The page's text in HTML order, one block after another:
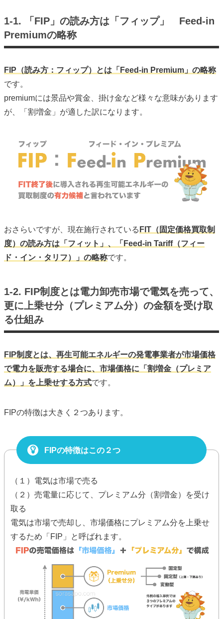
1-1. 「FIP」の読み方は「フィップ」 Feed-in
Premiumの略称
FIP（読み方：フィップ）とは「Feed-in Premium」の略称
です。
premiumには景品や賞金、掛け金など様々な意味があります
が、「割増金」が適した訳になります。
おさらいですが、現在施行されている FIT（固定価格買取制
度）の読み方は「フィット」、「Feed-in Tariff（フィー
ド・イン・タリフ）」の略称です。
1-2. FIP制度とは電力卸売市場で電気を売って、
更に上乗せ分（プレミアム分）の金額を受け取
る仕組み
FIP制度とは、再生可能エネルギーの発電事業者が市場価格
で電力を販売する場合に、市場価格に「割増金（プレミア
ム）」を上乗せする方式です。
FIPの特徴は大きく２つあります。
FIPの特徴はこの２つ
（１）電気は市場で売る
（２）売電量に応じて、プレミアム分（割増金）を受け
取る
電気は市場で売却し、市場価格にプレミアム分を上乗せ
するため「FIP」と呼ばれます。